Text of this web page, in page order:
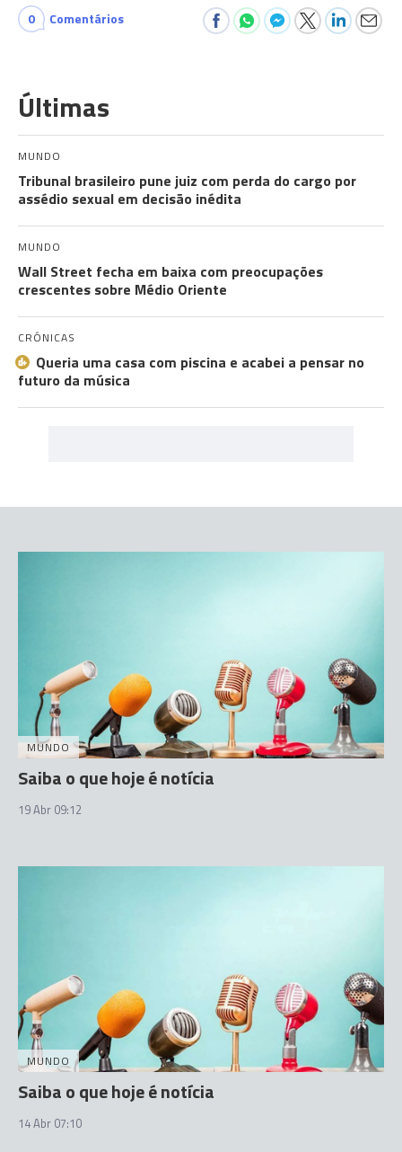
0 Comentários
Últimas
MUNDO
Tribunal brasileiro pune juiz com perda do cargo por
assédio sexual em decisão inédita
MUNDO
Wall Street fecha em baixa com preocupações
crescentes sobre Médio Oriente
CRÓNICAS
Queria uma casa com piscina e acabei a pensar no
futuro da música
MUNDO
Saiba o que hoje é notícia
19 Abr 09:12
MUNDO
Saiba o que hoje é notícia
14 Abr 07:10